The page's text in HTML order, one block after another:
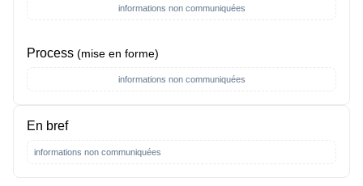
informations non communiquées
Process (mise en forme)
informations non communiquées
En bref
informations non communiquées